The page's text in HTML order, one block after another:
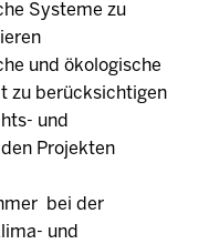
Systeme zu
und ökologische
zu berücksichtigen
und
Projekten
bei der
und